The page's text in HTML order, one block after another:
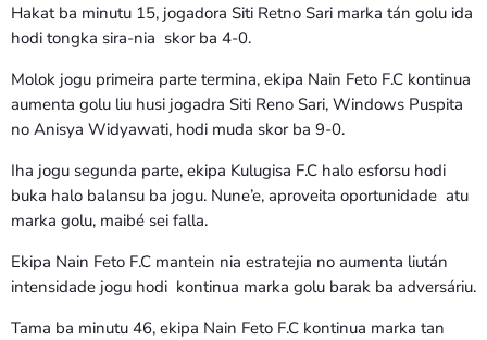
Hakat ba minutu 15, jogadora Siti Retno Sari marka tán golu ida
hodi tongka sira-nia skor ba 4-0.
Molok jogu primeira parte termina, ekipa Nain Feto F.C kontinua
aumenta golu liu husi jogadra Siti Reno Sari, Windows Puspita
no Anisya Widyawati, hodi muda skor ba 9-0.
Iha jogu segunda parte, ekipa Kulugisa F.C halo esforsu hodi
buka halo balansu ba jogu. Nune’e, aproveita oportunidade atu
marka golu, maibé sei falla.
Ekipa Nain Feto F.C mantein nia estratejia no aumenta liután
intensidade jogu hodi kontinua marka golu barak ba adversáriu.
Tama ba minutu 46, ekipa Nain Feto F.C kontinua marka tan